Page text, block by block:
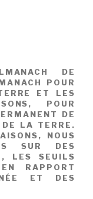
DE
POUR
ET LES
POUR
DE
LA TERRE.
NOUS
SUR DES
LES SEUILS
RAPPORT
ET DES